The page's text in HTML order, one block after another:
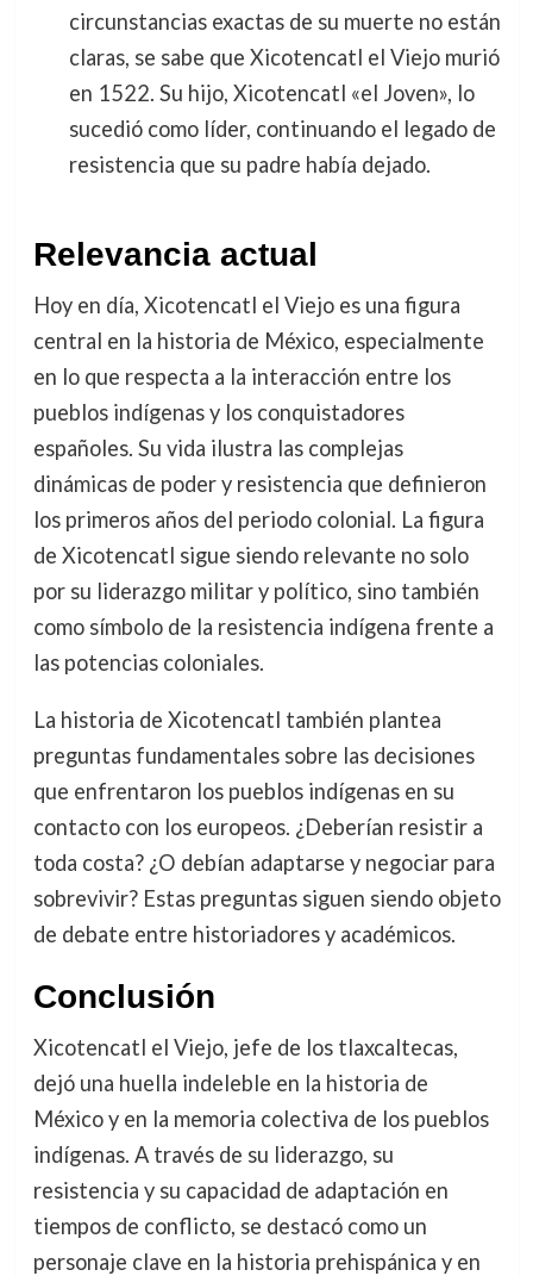
circunstancias exactas de su muerte no están
claras, se sabe que Xicotencatl el Viejo murió
en 1522. Su hijo, Xicotencatl «el Joven», lo
sucedió como líder, continuando el legado de
resistencia que su padre había dejado.
Relevancia actual
Hoy en día, Xicotencatl el Viejo es una figura
central en la historia de México, especialmente
en lo que respecta a la interacción entre los
pueblos indígenas y los conquistadores
españoles. Su vida ilustra las complejas
dinámicas de poder y resistencia que definieron
los primeros años del periodo colonial. La figura
de Xicotencatl sigue siendo relevante no solo
por su liderazgo militar y político, sino también
como símbolo de la resistencia indígena frente a
las potencias coloniales.
La historia de Xicotencatl también plantea
preguntas fundamentales sobre las decisiones
que enfrentaron los pueblos indígenas en su
contacto con los europeos. ¿Deberían resistir a
toda costa? ¿O debían adaptarse y negociar para
sobrevivir? Estas preguntas siguen siendo objeto
de debate entre historiadores y académicos.
Conclusión
Xicotencatl el Viejo, jefe de los tlaxcaltecas,
dejó una huella indeleble en la historia de
México y en la memoria colectiva de los pueblos
indígenas. A través de su liderazgo, su
resistencia y su capacidad de adaptación en
tiempos de conflicto, se destacó como un
personaje clave en la historia prehispánica y en